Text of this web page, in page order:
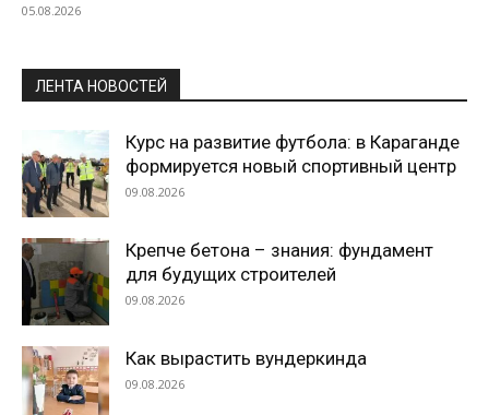
05.08.2026
ЛЕНТА НОВОСТЕЙ
Курс на развитие футбола: в Караганде
формируется новый спортивный центр
09.08.2026
Крепче бетона – знания: фундамент
для будущих строителей
09.08.2026
Как вырастить вундеркинда
09.08.2026